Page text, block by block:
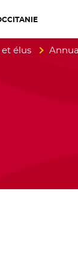
et élus